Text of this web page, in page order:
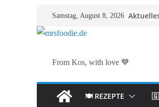
Inhalt
Samstag, August 8, 2026
From Kos, with love 💙
🍽️ REZEPTE